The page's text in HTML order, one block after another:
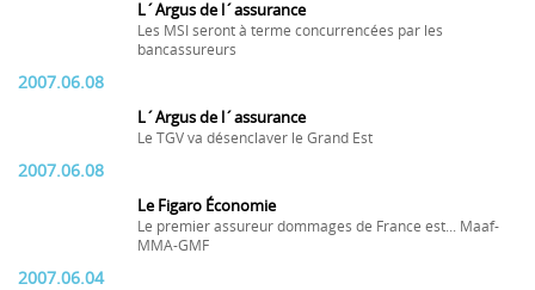
L´Argus de l´assurance
Les MSI seront à terme concurrencées par les
bancassureurs
2007.06.08
L´Argus de l´assurance
Le TGV va désenclaver le Grand Est
2007.06.08
Le Figaro Économie
Le premier assureur dommages de France est... Maaf-
MMA-GMF
2007.06.04